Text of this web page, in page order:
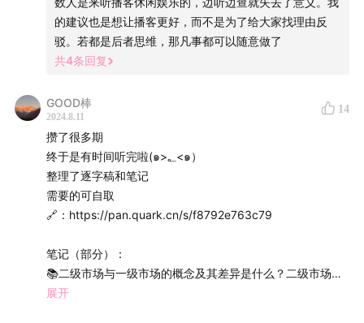
的建议也是想让播客更好，而不是为了给大家找理由反
驳。若都是后者思维，那凡事都可以随意做了
共4条回复
GOOD棒
2024.8.11
14
攒了很多期
终于是有时间听完啦(๑>؂<๑）
整理了逐字稿和笔记
需要的可自取
🔗：https://pan.quark.cn/s/f8792e763c79
笔记（部分）：
📚二级市场与一级市场的概念及其差异是什么？二级市场投
资者是如何构建和管理资产组合的？
展开